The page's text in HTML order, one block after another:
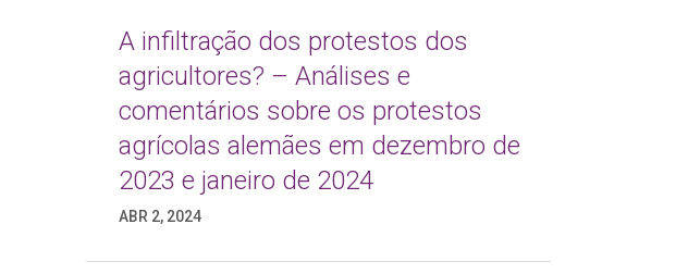
A infiltração dos protestos dos
agricultores? – Análises e
comentários sobre os protestos
agrícolas alemães em dezembro de
2023 e janeiro de 2024
ABR 2, 2024